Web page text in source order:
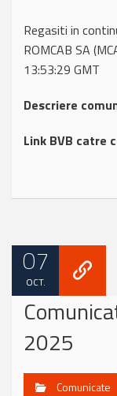
Regasiti in
ROMCAB SA
13:53:29 GMT
Descriere
Link BVB catre
07
OCT.
2025
Comunicate